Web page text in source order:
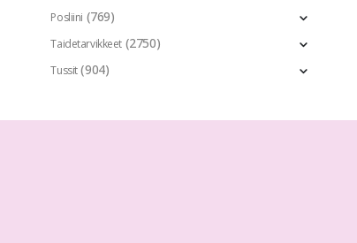
Posliini (769)
Taidetarvikkeet (2750)
Tussit (904)